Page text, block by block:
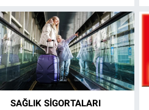
SAĞLIK SIGORTALARI